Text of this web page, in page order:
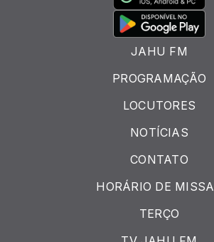
JAHU FM
PROGRAMAÇÃO
LOCUTORES
NOTÍCIAS
CONTATO
HORÁRIO DE
TERÇO